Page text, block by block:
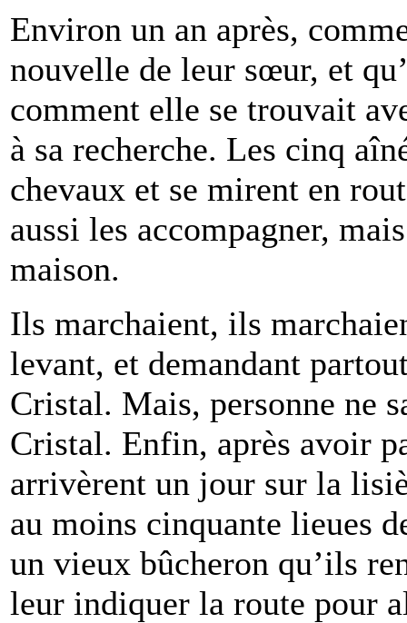
Environ un an après,
nouvelle de leur sœur, et
comment elle se trouvait
à sa recherche. Les cinq
chevaux et se mirent en
aussi les accompagner,
maison.
Ils marchaient, ils
levant, et demandant
Cristal. Mais, personne ne
Cristal. Enfin, après avoir
arrivèrent un jour sur la
au moins cinquante lieues
un vieux bûcheron qu’ils
leur indiquer la route pour